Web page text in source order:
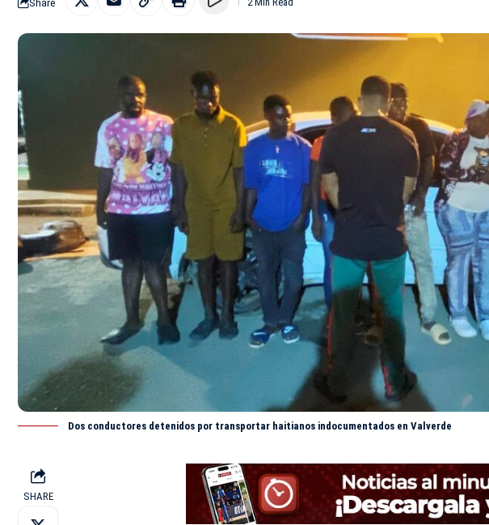
Dos conductores detenidos por transportar haitianos indocumentados en Valverde
SHARE